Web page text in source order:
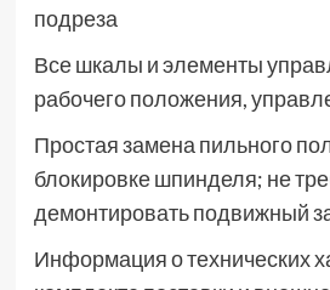
подреза
Все шкалы и элементы
рабочего положения,
Простая замена пильного
блокировке шпинделя; не
демонтировать подвижный
Информация о технических